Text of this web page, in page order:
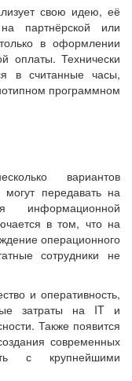
свою идею, её
партнёрской или
в оформлении
оплаты. Технически
в считанные часы,
программном
вариантов
передавать на
информационной
в том, что на
операционного
сотрудники не
и оперативность,
затраты на IT и
Также появится
современных
с крупнейшими